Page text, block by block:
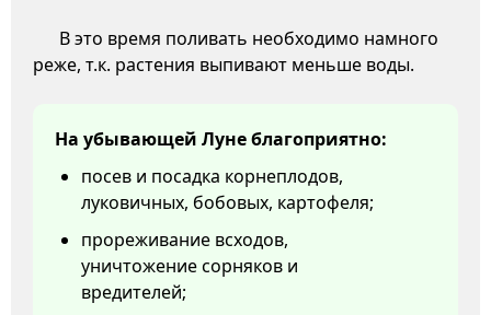
В это время поливать необходимо намного
реже, т.к. растения выпивают меньше воды.
На убывающей Луне благоприятно:
посев и посадка корнеплодов,
луковичных, бобовых, картофеля;
прореживание всходов,
уничтожение сорняков и
вредителей;